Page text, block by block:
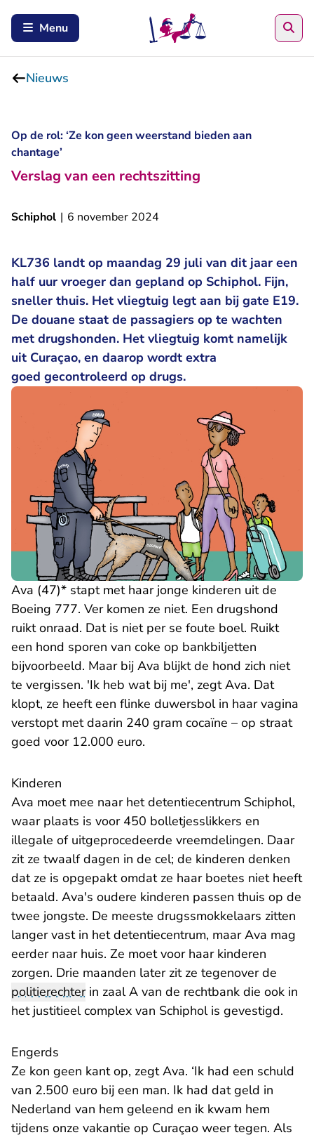
Menu
Nieuws
Op de rol: ‘Ze kon geen weerstand bieden aan
chantage’
Verslag van een rechtszitting
Schiphol | 6 november 2024
KL736 landt op maandag 29 juli van dit jaar een
half uur vroeger dan gepland op Schiphol. Fijn,
sneller thuis. Het vliegtuig legt aan bij gate E19.
De douane staat de passagiers op te wachten
met drugshonden. Het vliegtuig komt namelijk
uit Curaçao, en daarop wordt extra
goed gecontroleerd op drugs.
Ava (47)* stapt met haar jonge kinderen uit de
Boeing 777. Ver komen ze niet. Een drugshond
ruikt onraad. Dat is niet per se foute boel. Ruikt
een hond sporen van coke op bankbiljetten
bijvoorbeeld. Maar bij Ava blijkt de hond zich niet
te vergissen. 'Ik heb wat bij me', zegt Ava. Dat
klopt, ze heeft een flinke duwersbol in haar vagina
verstopt met daarin 240 gram cocaïne – op straat
goed voor 12.000 euro.
Kinderen
Ava moet mee naar het detentiecentrum Schiphol,
waar plaats is voor 450 bolletjesslikkers en
illegale of uitgeprocedeerde vreemdelingen. Daar
zit ze twaalf dagen in de cel; de kinderen denken
dat ze is opgepakt omdat ze haar boetes niet heeft
betaald. Ava's oudere kinderen passen thuis op de
twee jongste. De meeste drugssmokkelaars zitten
langer vast in het detentiecentrum, maar Ava mag
eerder naar huis. Ze moet voor haar kinderen
zorgen. Drie maanden later zit ze tegenover de
politierechterin zaal A van de rechtbank die ook in
het justitieel complex van Schiphol is gevestigd.
Engerds
Ze kon geen kant op, zegt Ava. ‘Ik had een schuld
van 2.500 euro bij een man. Ik had dat geld in
Nederland van hem geleend en ik kwam hem
tijdens onze vakantie op Curaçao weer tegen. Als